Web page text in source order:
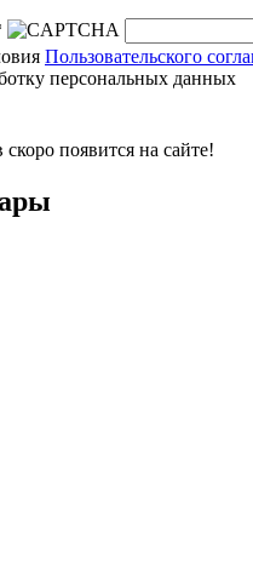
Пользовательского
персональных данных
появится на сайте!